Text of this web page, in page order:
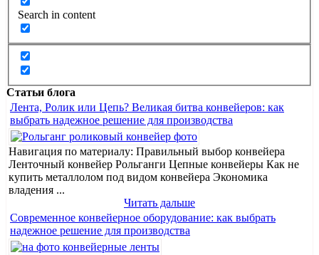
Search in content
Статьи блога
Лента, Ролик или Цепь? Великая битва конвейеров: как
выбрать надежное решение для производства
Навигация по материалу: Правильный выбор конвейера
Ленточный конвейер Рольганги Цепные конвейеры Как не
купить металлолом под видом конвейера Экономика
владения ...
Читать дальше
Современное конвейерное оборудование: как выбрать
надежное решение для производства